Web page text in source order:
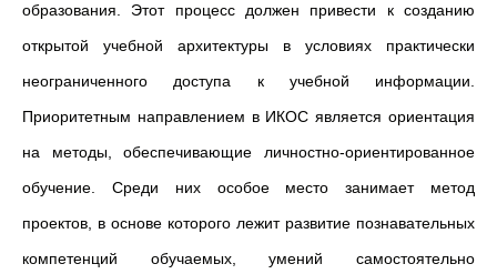
образования. Этот процесс должен привести к созданию
открытой учебной архитектуры в условиях практически
неограниченного доступа к учебной информации.
Приоритетным направлением в ИКОС является ориентация
на методы, обеспечивающие личностно-ориентированное
обучение. Среди них особое место занимает метод
проектов, в основе которого лежит развитие познавательных
компетенций обучаемых, умений самостоятельно